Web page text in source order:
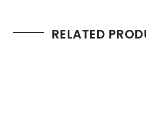
RELATED